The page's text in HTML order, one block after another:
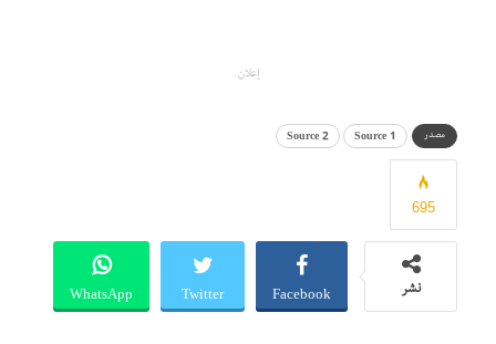
إعلان
مصدر Source 1
Source 2
695
نشر Facebook
Twitter
WhatsApp